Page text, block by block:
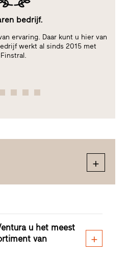
bedrijf.
ervaring. Daar kunt u hier van
werkt al sinds 2015 met
Finstral.
u het meest
van